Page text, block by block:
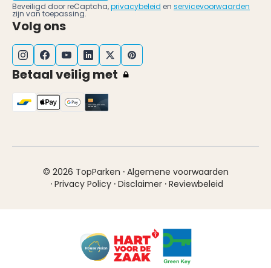
Beveiligd door reCaptcha,privacybeleid en servicevoorwaarden
zijn van toepassing.
Volg ons
Betaal veilig met
© 2026 TopParken · Algemene voorwaarden
· Privacy Policy · Disclaimer · Reviewbeleid